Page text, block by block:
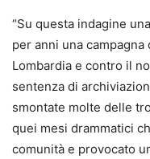
“Su questa indagine
per anni una
Lombardia e contro il
sentenza di
smontate molte delle
quei mesi drammatici
comunità e provocato